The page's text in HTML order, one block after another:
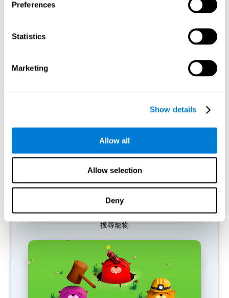
Preferences
Statistics
Marketing
Show details
Allow all
Allow selection
Deny
如果我不訓練認知能力會發生什麼？
我們的大腦生來就會節省資源，因此它往往會消除不經常使用的
連結。如果某種特定的認知能力不被頻繁使用，大腦就無法為該
搜尋寵物